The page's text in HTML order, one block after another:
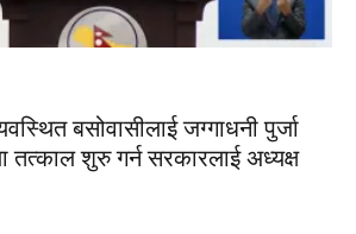
बसोवासीलाई जग्गाधनी पुर्जा
तत्काल शुरु गर्न सरकारलाई अध्यक्ष